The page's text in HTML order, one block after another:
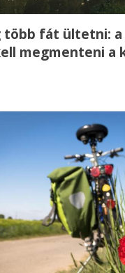
több fát ültetni:
megmenteni a